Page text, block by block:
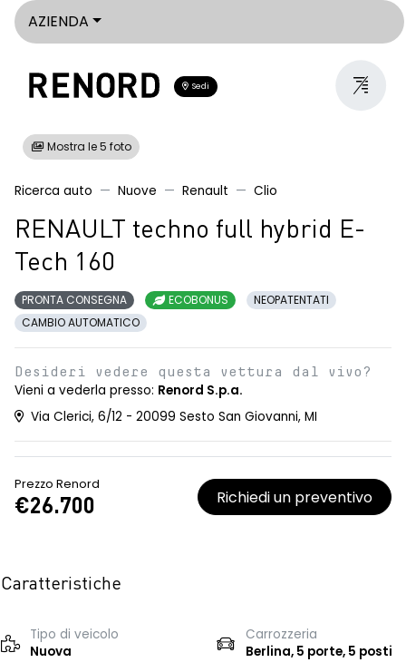
AZIENDA
Sedi
Mostra le 5 foto
Ricerca auto Nuove Renault Clio
RENAULT techno full hybrid E-
Tech 160
PRONTA CONSEGNA ECOBONUS
NEOPATENTATI
CAMBIO AUTOMATICO
Desideri vedere questa vettura dal vivo?
Vieni a vederla presso: Renord S.p.a.
Via Clerici, 6/12 - 20099 Sesto San Giovanni, MI
Prezzo Renord
€26.700 Richiedi un preventivo
Caratteristiche
Tipo di veicolo
Nuova
Carrozzeria
Berlina, 5 porte, 5 posti